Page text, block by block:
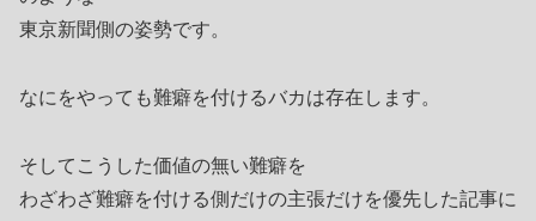
東京新聞側の姿勢です。
なにをやっても難癖を付けるバカは存在します。
そしてこうした価値の無い難癖を
わざわざ難癖を付ける側だけの主張だけを優先した記事に